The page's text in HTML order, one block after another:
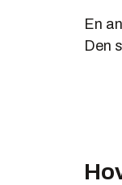
En
Den